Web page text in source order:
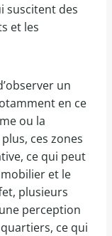
suscitent des
et les
un
en ce
ou la
ces zones
ce qui peut
et le
plusieurs
perception
ce qui